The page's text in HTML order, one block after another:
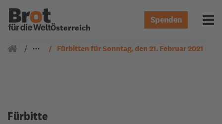
Österreich
Spenden
Gemeindearbeit
Fürbitten
Fürbitten für Sonntag, den 21. Februar 2021
Fürbitte